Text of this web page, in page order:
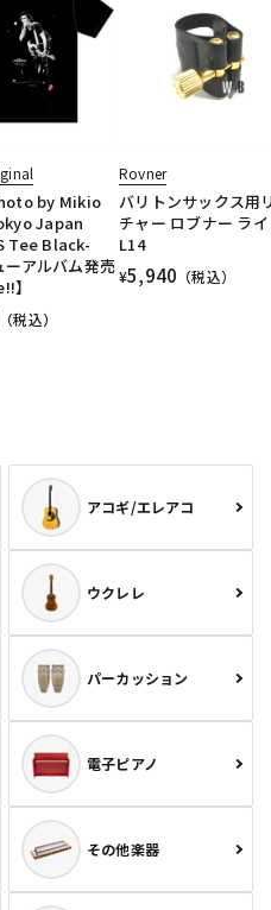
by Mikio
Japan
Tee Black-
ーアルバム発売
】
（税込）
Rovner
バリトンサックス用
チャー ロブナー ラ
L14
¥5,940 （税込）
アコギ/エレアコ
ウクレレ
パーカッション
電子ピアノ
その他楽器